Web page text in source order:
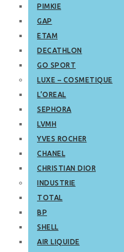
PIMKIE
GAP
ETAM
DECATHLON
GO SPORT
LUXE – COSMETIQUE
L’OREAL
SEPHORA
LVMH
YVES ROCHER
CHANEL
CHRISTIAN DIOR
INDUSTRIE
TOTAL
BP
SHELL
AIR LIQUIDE